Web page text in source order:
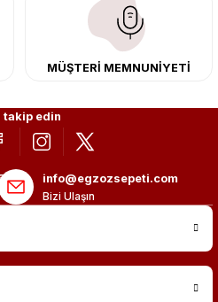
MÜŞTERİ MEMNUNİYETİ
takip edin
info@egzozsepeti.com
Bizi Ulaşın